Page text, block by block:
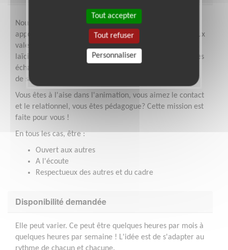
Nous partons du principe que tout le monde peut
apporter sa pierre à l'édifice dès lors que l'on adhère aux
valeurs de l'organisation et respecte les principes de
laïcité, de liberté d’opinion et de respect mutuel dans ses
échanges avec autrui et dans le cadre de la réalisation
de son activité.
Vous êtes à l'aise dans l'animation, vous aimez le contact
et le relationnel, vous êtes pédagogue? Cette mission est
faite pour vous !
En tous les cas, être :
Ouvert aux autres
A l'écoute
Respectueux des autres et du cadre
Disponibilité demandée
Elle peut varier. Ce peut être quelques heures par mois à
quelques heures par semaine ! L'idée est de s'adapter au
rythme de chacun et chacune.
Tout accepter
Tout refuser
Personnaliser